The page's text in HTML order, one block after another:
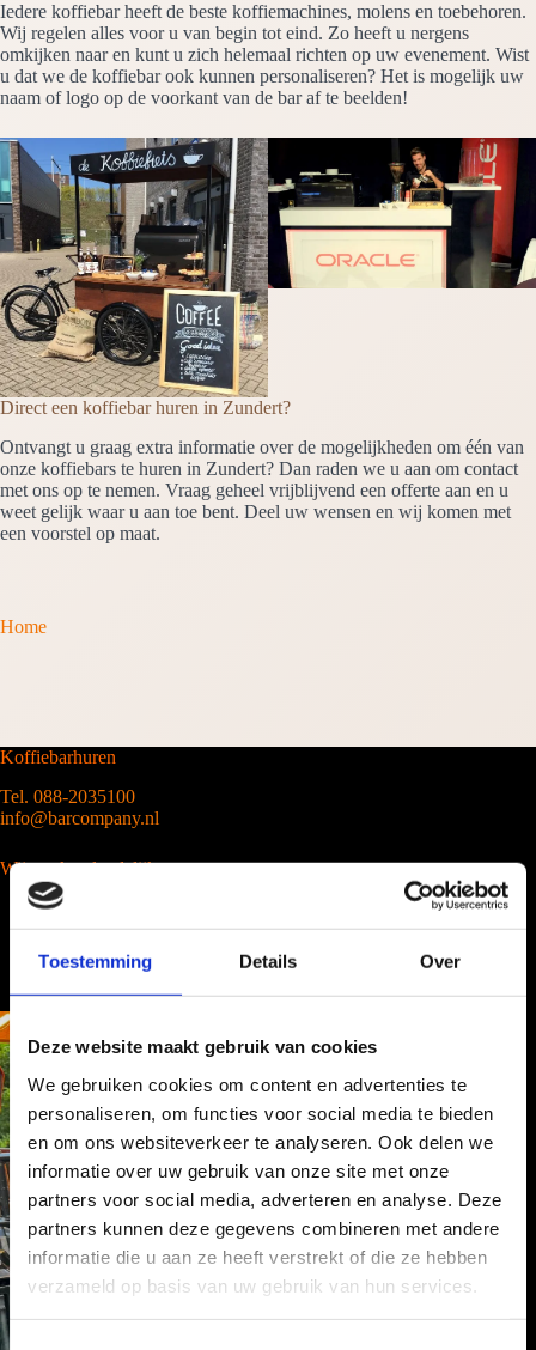
Toestemming Details Over
Deze website maakt gebruik van cookies
We gebruiken cookies om content en advertenties te
personaliseren, om functies voor social media te bieden
en om ons websiteverkeer te analyseren. Ook delen we
informatie over uw gebruik van onze site met onze
partners voor social media, adverteren en analyse. Deze
partners kunnen deze gegevens combineren met andere
informatie die u aan ze heeft verstrekt of die ze hebben
verzameld op basis van uw gebruik van hun services.
Iedere koffiebar heeft de beste koffiemachines, molens en toebehoren.
Wij regelen alles voor u van begin tot eind. Zo heeft u nergens
omkijken naar en kunt u zich helemaal richten op uw evenement. Wist
u dat we de koffiebar ook kunnen personaliseren? Het is mogelijk uw
naam of logo op de voorkant van de bar af te beelden!
Direct een koffiebar huren in Zundert?
Ontvangt u graag extra informatie over de mogelijkheden om één van
onze koffiebars te huren in Zundert? Dan raden we u aan om contact
met ons op te nemen. Vraag geheel vrijblijvend een offerte aan en u
weet gelijk waar u aan toe bent. Deel uw wensen en wij komen met
een voorstel op maat.
Home
Koffiebarhuren
Tel. 088-2035100
info@barcompany.nl
Wij werken landelijk